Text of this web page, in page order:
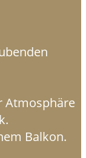
Atmosphäre
Balkon.